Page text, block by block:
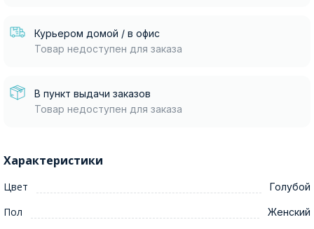
Курьером домой / в офис
Товар недоступен для заказа
В пункт выдачи заказов
Товар недоступен для заказа
Характеристики
Цвет Голубой
Пол Женский